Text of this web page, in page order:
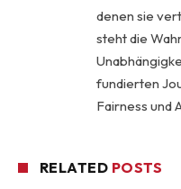
denen sie
steht die
fundierten
Fairness und
RELATED POSTS